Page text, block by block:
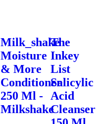
Milk_shake
Moisture
& More
Conditioner
250 Ml -
Milkshake
The
Inkey
List
Salicylic
Acid
Cleanser